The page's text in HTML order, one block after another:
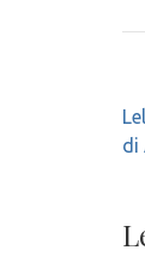
di